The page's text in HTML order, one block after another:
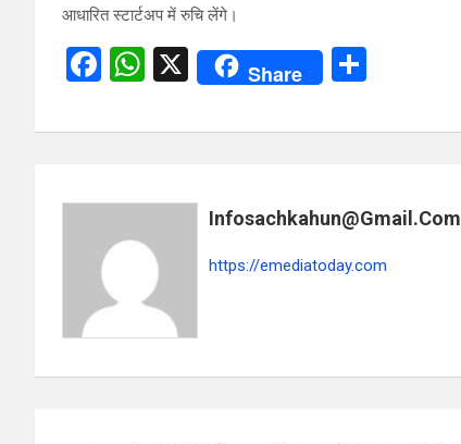
आधारित स्टार्टअप में रुचि लेंगे।
F
ce
o
o
k
W
at
A
p
p
X Share
ar
Infosachkahun@gmail.com
https://emediatoday.com